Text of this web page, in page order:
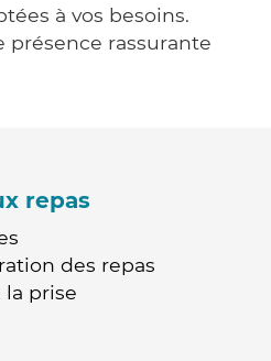
à vos besoins.
présence rassurante
repas
des repas
la prise